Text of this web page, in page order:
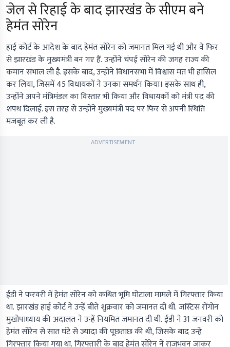
जेल से रिहाई के बाद झारखंड के सीएम बने
हेमंत सोरेन
हाई कोर्ट के आदेश के बाद हेमंत सोरेन को जमानत मिल गई थी और वे फिर
से झारखंड के मुख्यमंत्री बन गए हैं. उन्होंने चंपई सोरेन की जगह राज्य की
कमान संभाल ली है. इसके बाद, उन्होंने विधानसभा में विश्वास मत भी हासिल
कर लिया, जिसमें 45 विधायकों ने उनका समर्थन किया। इसके साथ ही,
उन्होंने अपने मंत्रिमंडल का विस्तार भी किया और विधायकों को मंत्री पद की
शपथ दिलाई. इस तरह से उन्होंने मुख्यमंत्री पद पर फिर से अपनी स्थिति
मजबूत कर ली है.
ADVERTISEMENT
ईडी ने फरवरी में हेमंत सोरेन को कथित भूमि घोटाला मामले में गिरफ्तार किया
था. झारखंड हाई कोर्ट ने उन्हें बीते शुक्रवार को जमानत दी थी. जस्टिस रोंगोन
मुखोपाध्याय की अदालत ने उन्हें नियमित जमानत दी थी. ईडी ने 31 जनवरी को
हेमंत सोरेन से सात घंटे से ज्यादा की पूछताछ की थी, जिसके बाद उन्हें